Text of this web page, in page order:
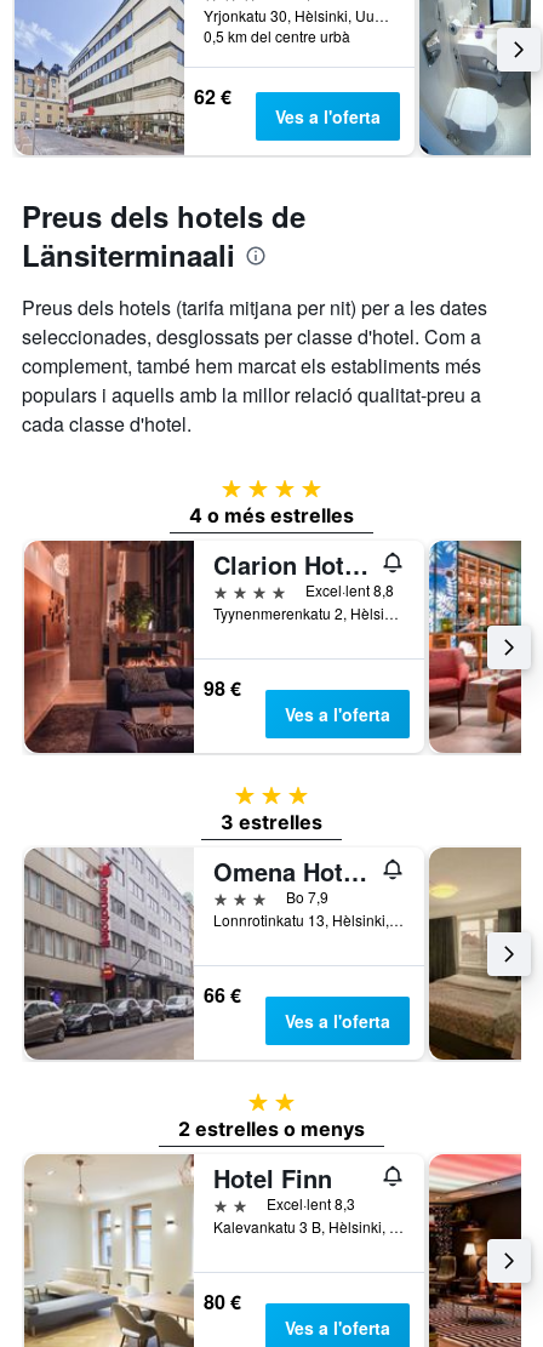
Yrjonkatu 30, Hèlsinki, Uusimaa, Finlàndia
0,5 km del centre urbà
62 €
Ves a l'oferta
Preus dels hotels de
Länsiterminaali
Preus dels hotels (tarifa mitjana per nit) per a les dates
seleccionades, desglossats per classe d'hotel. Com a
complement, també hem marcat els establiments més
populars i aquells amb la millor relació qualitat-preu a
cada classe d'hotel.
4 estrelles
4 o més estrelles
Clarion Hotel Helsinki
4 estrelles
Excel·lent 8,8
Tyynenmerenkatu 2, Hèlsinki, Uusimaa, Finlàndia
98 €
Ves a l'oferta
3 estrelles
3 estrelles
Omena Hotel Helsinki Lönnrotinkatu
3 estrellesBo 7,9
Lonnrotinkatu 13, Hèlsinki, Uusimaa, Finlàndia
66 €
Ves a l'oferta
2 estrelles
2 estrelles o menys
Hotel Finn
2 estrellesExcel·lent 8,3
Kalevankatu 3 B, Hèlsinki, Uusimaa, Finlàndia
80 €
Ves a l'oferta